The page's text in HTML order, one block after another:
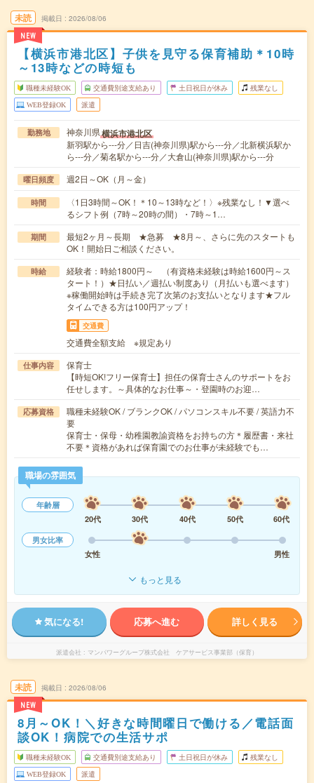
未読
NEW
掲載日 2026/08/06
【横浜市港北区】子供を見守る保育補助＊10時
～13時などの時短も
職種未経験OK 交通費別途支給あり 土日祝日が休み 残業なし
WEB登録OK 派遣
勤務地 神奈川県横浜市港北区
新羽駅から---分／日吉(神奈川県)駅から---分／北新横浜駅か
ら---分／菊名駅から---分／大倉山(神奈川県)駅から---分
曜日頻度 週2日～OK（月～金）
時間
〈1日3時間～OK！＊10～13時など！〉※残業なし！▼選べ
るシフト例（7時～20時の間）・7時～1…
期間
最短2ヶ月～長期 ★急募 ★8月～、さらに先のスタートも
OK！開始日ご相談ください。
時給
経験者：時給1800円～ （有資格未経験は時給1600円～ス
タート！）★日払い／週払い制度あり（月払いも選べます）
※稼働開始時は手続き完了次第のお支払いとなります★フル
タイムできる方は100円アップ！
交通費
交通費全額支給 ※規定あり
仕事内容
保育士
【時短OK!フリー保育士】担任の保育士さんのサポートをお
任せします。～具体的なお仕事～・登園時のお迎…
応募資格
職種未経験OK / ブランクOK / パソコンスキル不要 / 英語力不
要
保育士・保母・幼稚園教諭資格をお持ちの方＊履歴書・来社
不要＊資格があれば保育園でのお仕事が未経験でも…
職場の雰囲気
年齢層
20代
30代 40代 50代
60代
男女比率
女性
男性
もっと見る
気になる! 応募へ進む 詳しく見る
派遣会社 マンパワーグループ株式会社 ケアサービス事業部（保育）
未読
NEW
掲載日 2026/08/06
8月～OK！＼好きな時間曜日で働ける／電話面
談OK！病院での生活サポ
職種未経験OK 交通費別途支給あり 土日祝日が休み 残業なし
WEB登録OK 派遣